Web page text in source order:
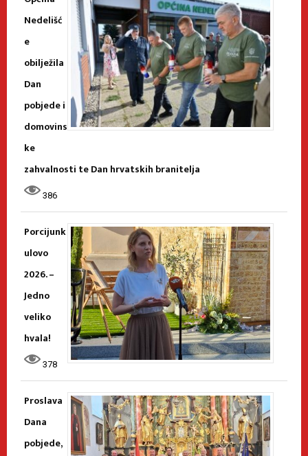
Nedelišć
e
obilježila
Dan
pobjede i
domovins
ke
zahvalnosti te Dan hrvatskih branitelja
386
Porcijunk
ulovo
2026. –
Jedno
veliko
hvala!
378
Proslava
Dana
pobjede,